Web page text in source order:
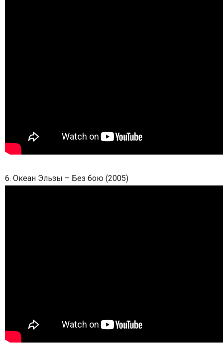
6. Океан Эльзы – Без бою (2005)